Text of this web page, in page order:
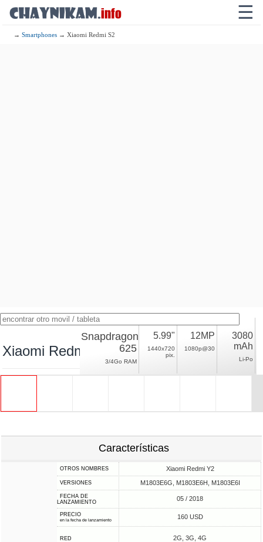
☰
→Smartphones → Xiaomi Redmi S2
Xiaomi Redmi S2
Snapdragon
625
3/4Go RAM
5.99"
1440x720
pix.
12MP
1080p@30
3080
mAh
Li-Po
Características
OTROS NOMBRES Xiaomi Redmi Y2
VERSIONES M1803E6G, M1803E6H, M1803E6I
FECHA DE
LANZAMIENTO
05 / 2018
PRECIO
en la fecha de lanzamiento 160 USD
RED 2G, 3G, 4G